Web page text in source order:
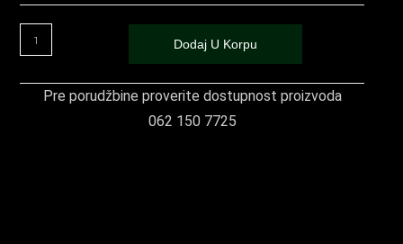
Dodaj U Korpu
Pre porudžbine proverite dostupnost proizvoda
062 150 7725